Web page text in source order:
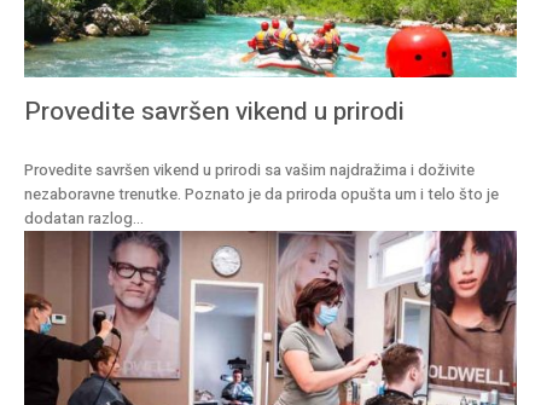
Provedite savršen vikend u prirodi
Provedite savršen vikend u prirodi sa vašim najdražima i doživite
nezaboravne trenutke. Poznato je da priroda opušta um i telo što je
dodatan razlog...